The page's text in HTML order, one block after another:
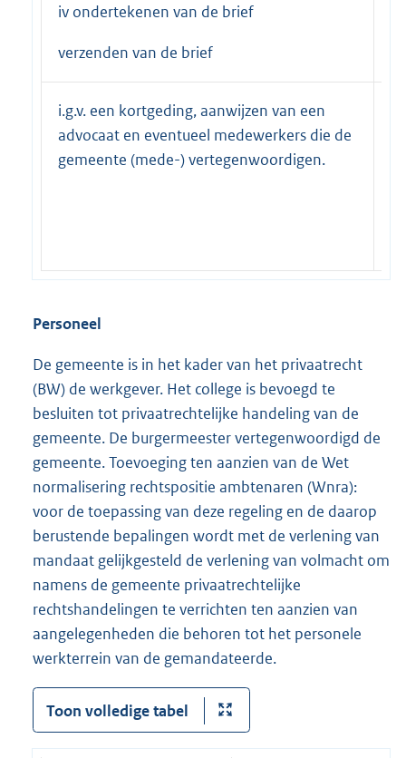
iv ondertekenen van de brief
verzenden van de brief
i.g.v. een kortgeding, aanwijzen van een
advocaat en eventueel medewerkers die de
gemeente (mede-) vertegenwoordigen.
Personeel
De gemeente is in het kader van het privaatrecht
(BW) de werkgever. Het college is bevoegd te
besluiten tot privaatrechtelijke handeling van de
gemeente. De burgermeester vertegenwoordigd de
gemeente. Toevoeging ten aanzien van de Wet
normalisering rechtspositie ambtenaren (Wnra):
voor de toepassing van deze regeling en de daarop
berustende bepalingen wordt met de verlening van
mandaat gelijkgesteld de verlening van volmacht om
namens de gemeente privaatrechtelijke
rechtshandelingen te verrichten ten aanzien van
aangelegenheden die behoren tot het personele
werkterrein van de gemandateerde.
Toon volledige tabel